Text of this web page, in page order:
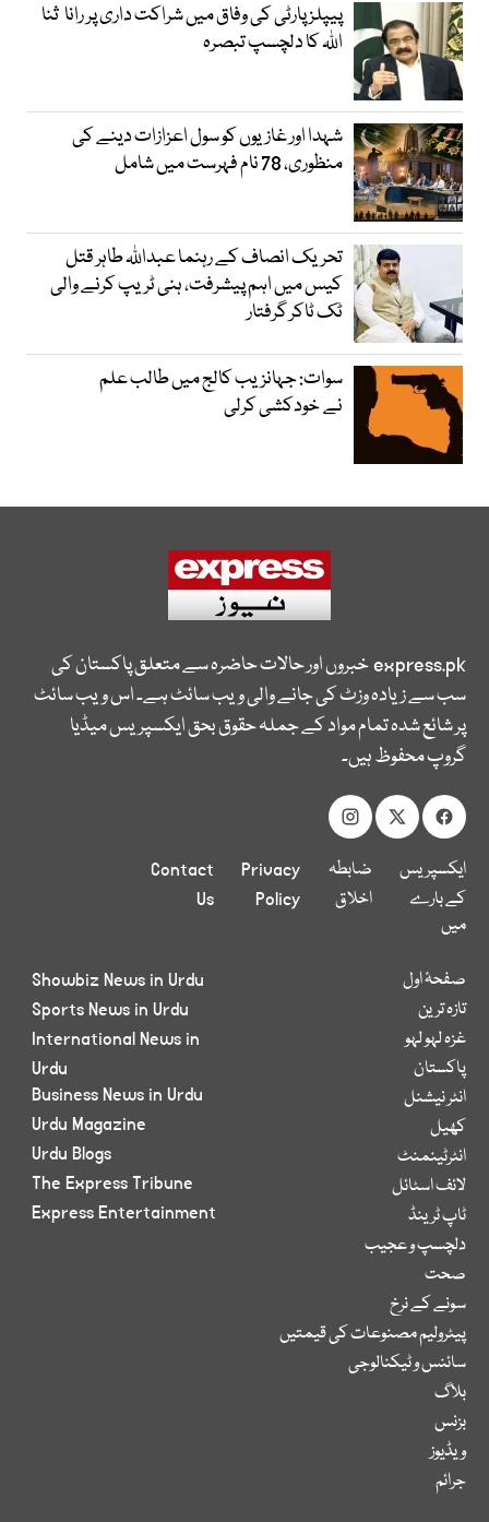
پیپلز پارٹی کی وفاق میں شراکت داری پر رانا ثنا
اللہ کا دلچسپ تبصرہ
شہدا اور غازیوں کو سول اعزازات دینے کی
منظوری، 78 نام فہرست میں شامل
تحریک انصاف کے رہنما عبداللہ طاہر قتل
کیس میں اہم پیشرفت، ہنی ٹریپ کرنے والی
ٹک ٹاکر گرفتار
سوات: جہانزیب کالج میں طالب علم
نے خودکشی کرلی
express.pkخبروں اور حالات حاضرہ سے متعلق پاکستان کی
سب سے زیادہ وزٹ کی جانے والی ویب سائٹ ہے۔ اس ویب سائٹ
پر شائع شدہ تمام مواد کے جملہ حقوق بحق ایکسپریس میڈیا
گروپ محفوظ ہیں۔
ایکسپریس
کے بارے
میں
ضابطہ
اخلاق
Privacy
Policy
Contact
Us
صفحۂ اول
تازہ ترین
غزہ لہو لہو
پاکستان
انٹر نیشنل
کھیل
انٹرٹینمنٹ
لائف اسٹائل
ٹاپ ٹرینڈ
دلچسپ و عجیب
صحت
سونے کے نرخ
پیٹرولیم مصنوعات کی قیمتیں
سائنس و ٹیکنالوجی
بلاگ
بزنس
ویڈیوز
جرائم
Showbiz News in Urdu
Sports News in Urdu
International News in
Urdu
Business News in Urdu
Urdu Magazine
Urdu Blogs
The Express Tribune
Express Entertainment